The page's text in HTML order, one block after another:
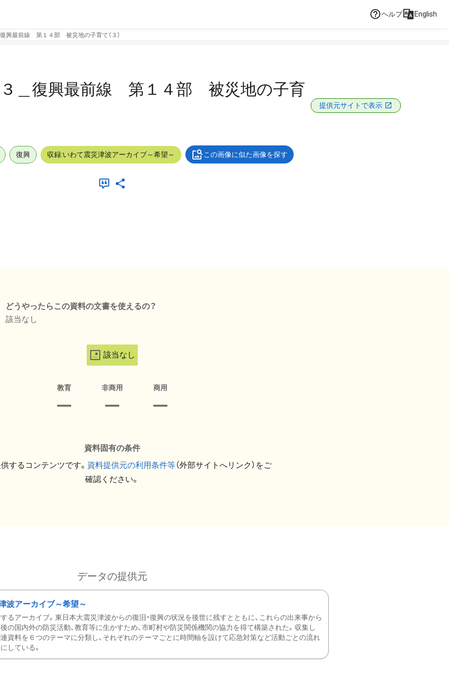
ヘルプ English
興最前線 第１４部 被災地の子育て（３）
３＿復興最前線 第１４部 被災地の子育
提供元サイトで表示
復興 収録:いわて震災津波アーカイブ～希望～ この画像に似た画像を探す
どうやったらこの資料の文書を使えるの？
該当なし
該当なし
教育 非商用 商用
資料固有の条件
するコンテンツです。 資料提供元の利用条件等（外部サイトへリンク）をご
確認ください。
データの提供元
波アーカイブ～希望～
るアーカイブ。東日本大震災津波からの復旧・復興の状況を後世に残すとともに、これらの出来事から
の国内外の防災活動、教育等に生かすため、市町村や防災関係機関の協力を得て構築された。収集し
資料を６つのテーマに分類し、それぞれのテーマごとに時間軸を設けて応急対策など活動ごとの流れ
している。